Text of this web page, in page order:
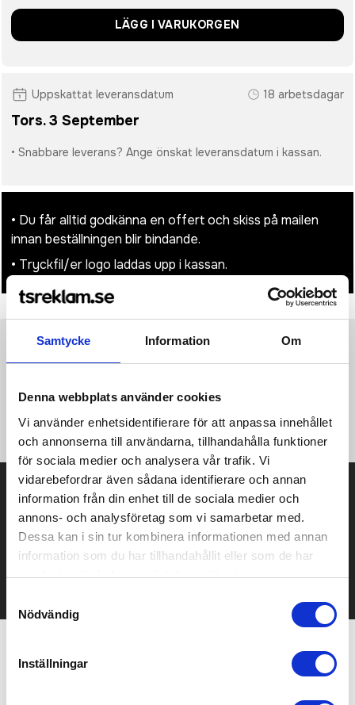
Samtycke Information Om
Denna webbplats använder cookies
Vi använder enhetsidentifierare för att anpassa innehållet
och annonserna till användarna, tillhandahålla funktioner
för sociala medier och analysera vår trafik. Vi
vidarebefordrar även sådana identifierare och annan
information från din enhet till de sociala medier och
annons- och analysföretag som vi samarbetar med.
Dessa kan i sin tur kombinera informationen med annan
information som du har tillhandahållit eller som de har
samlat in när du har använt deras tjänster.
Nödvändig
Inställningar
LÄGG I VARUKORGEN
Uppskattat leveransdatum 18 arbetsdagar
Tors. 3 September
• Snabbare leverans? Ange önskat leveransdatum i kassan.
• Du får alltid godkänna en offert och skiss på mailen
innan beställningen blir bindande.
• Tryckfil/er logo laddas upp i kassan.
ProduktinformationSpecifikationerPristabellRecensioner (954st)
Tunt som ett kreditkort! Detta USB-minne har en tunn kropp,
för extra bekvämlighet när du bär USB-minnet i fickan.
Prisuppgift på mailen?
Kontakta oss här för att få förslag på produkt och pris över
mailen.
Det går också utmärkt att bara ställa frågor!
Relaterade produkter